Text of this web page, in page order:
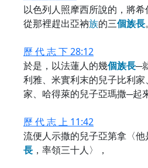
以色列人照摩西所說的，將
從那裡趕出亞衲族的三個族長。
歷 代 志 下 28:12
於是，以法蓮人的幾個族長─
利雅、米實利末的兒子比利
家、哈得萊的兒子亞瑪撒─起
歷 代 志 上 11:42
流便人示撒的兒子亞第拿〈
長 ，率領三十人〉，